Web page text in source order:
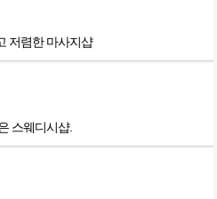
저렴한 마사지샵
스웨디시샵.